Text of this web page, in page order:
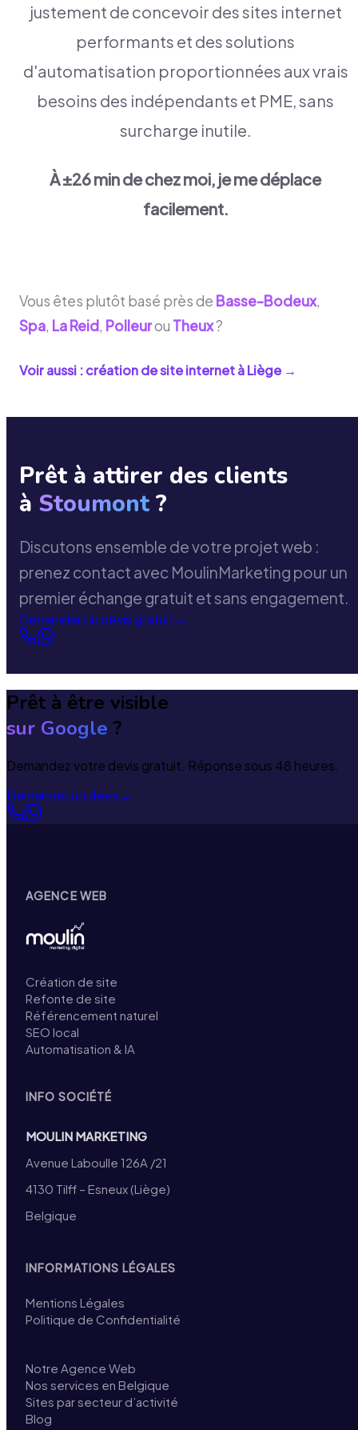
justement de concevoir des sites internet
performants et des solutions
d'automatisation proportionnées aux vrais
besoins des indépendants et PME, sans
surcharge inutile.
À ±26 min de chez moi, je me déplace
facilement.
Vous êtes plutôt basé près de Basse-Bodeux,
Spa, La Reid, Polleurou Theux?
Voir aussi : création de site internet àLiège→
Prêt à attirer des clients
à Stoumont ?
Discutons ensemble de votre projet web :
prenez contact avec MoulinMarketing pour un
premier échange gratuit et sans engagement.
Demander un devis gratuit→
Prêt à être visible
sur Google ?
Demandez votre devis gratuit. Réponse sous 48 heures.
Demander un devis→
AGENCE WEB
Création de site
Refonte de site
Référencement naturel
SEO local
Automatisation & IA
INFO SOCIÉTÉ
MOULIN MARKETING
Avenue Laboulle 126A /21
4130 Tilff – Esneux (Liège)
Belgique
INFORMATIONS LÉGALES
Mentions Légales
Politique de Confidentialité
Notre Agence Web
Nos services en Belgique
Sites par secteur d’activité
Blog